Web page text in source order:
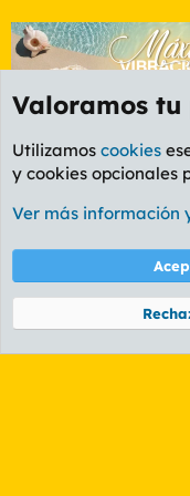
Foro General
Cookies
PL
Community platform by
Valoramos
Utilizamos cookies
y cookies opcionales
Ver más información